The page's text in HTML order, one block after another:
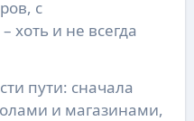
с
хоть и не всегда
пути: сначала
и магазинами,